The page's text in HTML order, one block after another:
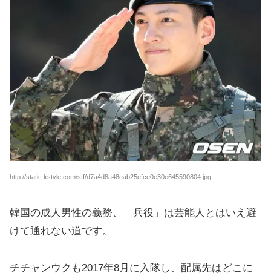
http://static.kstyle.com/stf/d7a4d8a48eab25efce0e30e645590804.jpg
韓国の成人男性の義務、「兵役」は芸能人とはいえ避
けて通れない道です。
チチャンウクも2017年8月に入隊し、配属先はどこに